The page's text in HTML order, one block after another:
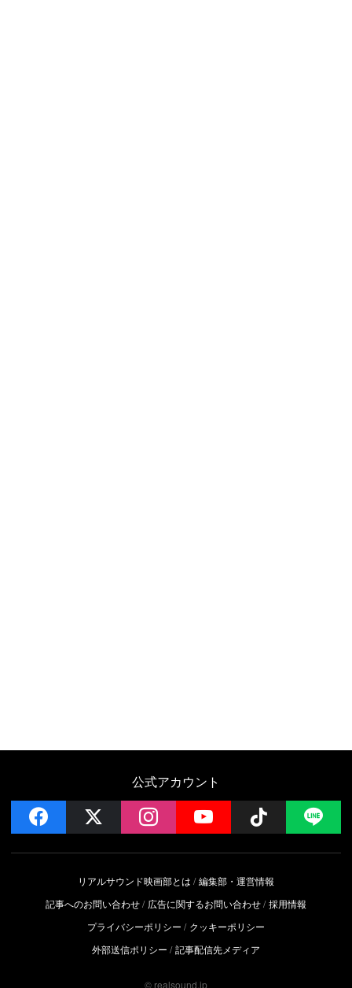
公式アカウント
facebook instagramYouTube Follow
リアルサウンド映画部とは
編集部・運営情報
記事へのお問い合わせ
広告に関するお問い合わせ 採用情報
プライバシーポリシー
クッキーポリシー
外部送信ポリシー
記事配信先メディア
© realsound.jp